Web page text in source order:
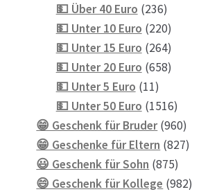
Produkte
💵 Über 40 Euro 236236
Produkte
💵 Unter 10 Euro 220220
Produkte
💵 Unter 15 Euro 264264
Produkte
💵 Unter 20 Euro 658658
💵 Unter 5 Euro 1111
Produkte
💵 Unter 50 Euro 15161516
😁 Geschenk für Bruder 960960
😁 Geschenke für Eltern 827827
😃 Geschenk für Sohn 875875
😄 Geschenk für Kollege 982982